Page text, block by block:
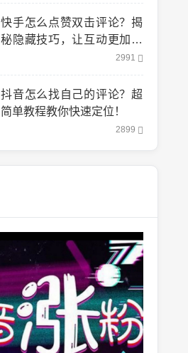
快手怎么点赞双击评论？揭
秘隐藏技巧，让互动更加轻
2991
抖音怎么找自己的评论？超
简单教程教你快速定位！
2899